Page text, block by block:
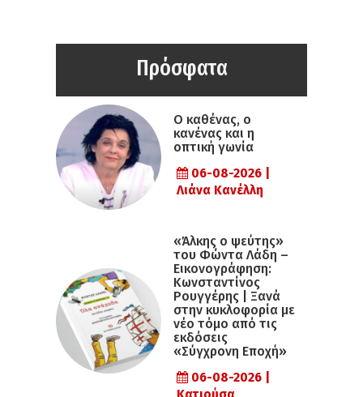
Πρόσφατα
Ο καθένας, ο
κανένας και η
οπτική γωνία
06-08-2026 |
Λιάνα Κανέλλη
«Άλκης ο ψεύτης»
του Φώντα Λάδη –
Εικονογράφηση:
Κωνσταντίνος
Ρουγγέρης | Ξανά
στην κυκλοφορία με
νέο τόμο από τις
εκδόσεις
«Σύγχρονη Εποχή»
06-08-2026 |